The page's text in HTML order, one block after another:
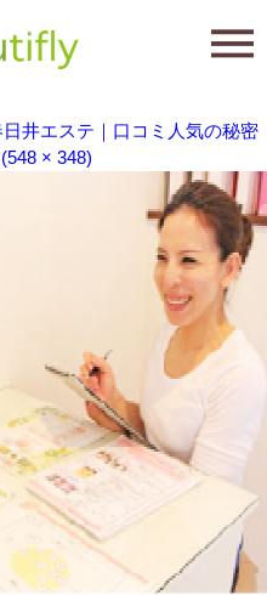
日井エステ｜口コミ人気の秘密
× 348)